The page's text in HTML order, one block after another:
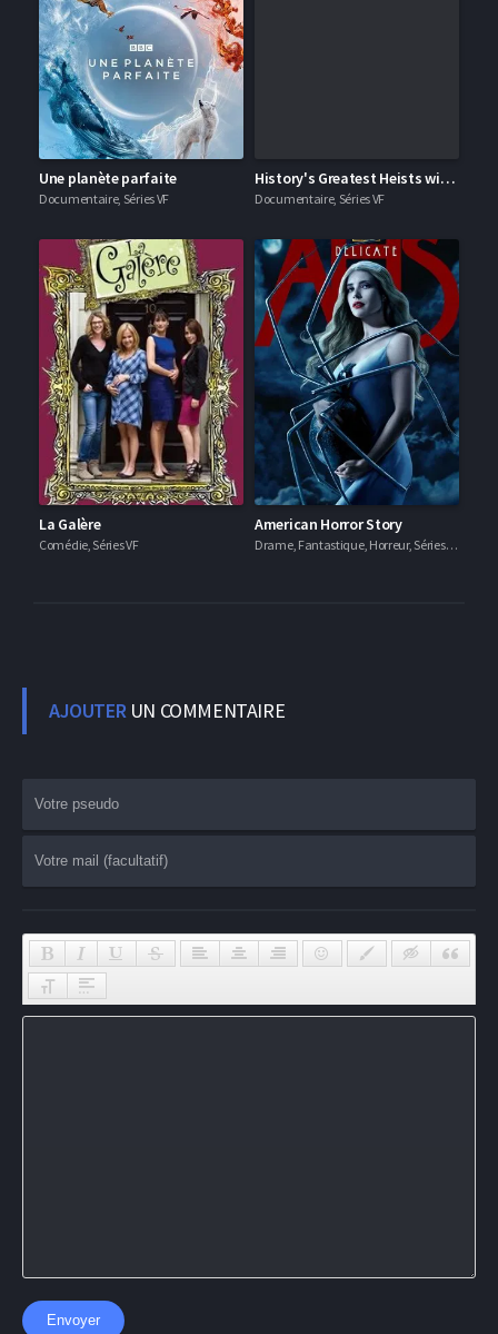
Une planète parfaite
Documentaire, Séries VF
History's Greatest Heists with Pierce Brosnan
Documentaire, Séries VF
La Galère
Comédie, Séries VF
American Horror Story
Drame, Fantastique, Horreur, Séries VF
AJOUTERUN COMMENTAIRE
Envoyer